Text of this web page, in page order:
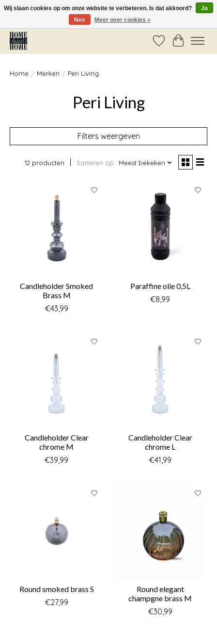
Vóór 14:00 besteld, dezelfde dag verzonden!
Verlanglijst
Home / Merken / Peri Living
Peri Living
Filters weergeven
12 producten Sorteren op Meest bekeken
Candleholder Smoked
Brass M
€43,99
Paraffine olie 0,5L
€8,99
Candleholder Clear
chrome M
€39,99
Candleholder Clear
chrome L
€41,99
Round smoked brass S
€27,99
Round elegant
champgne brass M
€30,99
Wij slaan cookies op om onze website te verbeteren. Is dat akkoord?
Ja
Nee
Meer over cookies »